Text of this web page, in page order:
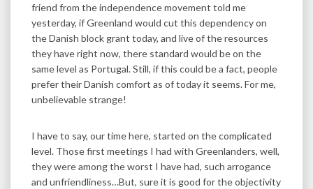
friend from the independence movement told me
yesterday, if Greenland would cut this dependency on
the Danish block grant today, and live of the resources
they have right now, there standard would be on the
same level as Portugal. Still, if this could be a fact, people
prefer their Danish comfort as of today it seems. For me,
unbelievable strange!
I have to say, our time here, started on the complicated
level. Those first meetings I had with Greenlanders, well,
they were among the worst I have had, such arrogance
and unfriendliness…But, sure it is good for the objectivity